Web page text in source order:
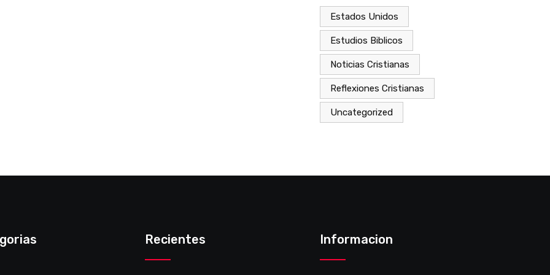
Estados Unidos
Estudios Biblicos
Noticias Cristianas
Reflexiones Cristianas
Uncategorized
Recientes Informacion